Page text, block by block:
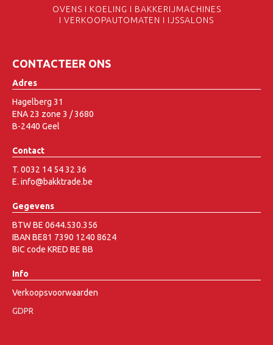
OVENS I KOELING I BAKKERIJMACHINES
I VERKOOPAUTOMATEN I IJSSALONS
CONTACTEER ONS
Adres
Hagelberg 31
ENA 23 zone 3 / 3680
B-2440 Geel
Contact
T. 0032 14 54 32 36
E. info@bakktrade.be
Gegevens
BTW BE 0644.530.356
IBAN BE81 7390 1240 8624
BIC code KRED BE BB
Info
Verkoopsvoorwaarden
GDPR